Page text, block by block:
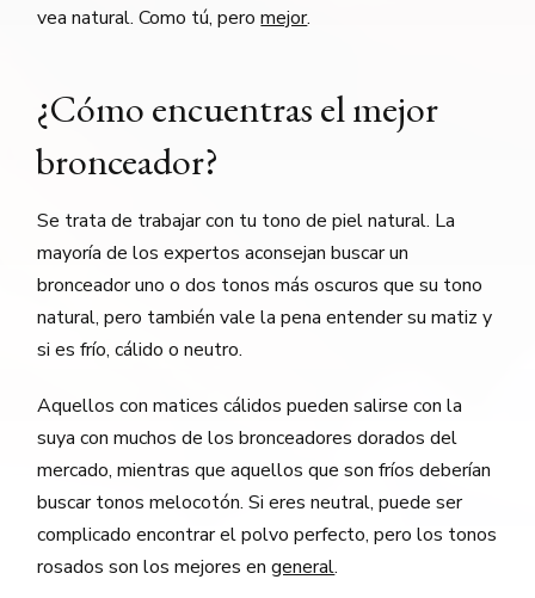
vea natural. Como tú, peromejor.
¿Cómo encuentras el mejor
bronceador?
Se trata de trabajar con tu tono de piel natural. La
mayoría de los expertos aconsejan buscar un
bronceador uno o dos tonos más oscuros que su tono
natural, pero también vale la pena entender su matiz y
si es frío, cálido o neutro.
Aquellos con matices cálidos pueden salirse con la
suya con muchos de los bronceadores dorados del
mercado, mientras que aquellos que son fríos deberían
buscar tonos melocotón. Si eres neutral, puede ser
complicado encontrar el polvo perfecto, pero los tonos
rosados son los mejores engeneral.